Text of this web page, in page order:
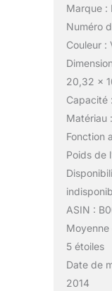
Marque :
Numéro
Couleur :
20,32 x
Capacité
Matériau
Fonction
Poids de
ASIN :
5 étoiles
Date de
2014